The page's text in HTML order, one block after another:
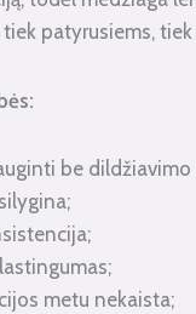
patyrusiems,
be
metu nekaista;